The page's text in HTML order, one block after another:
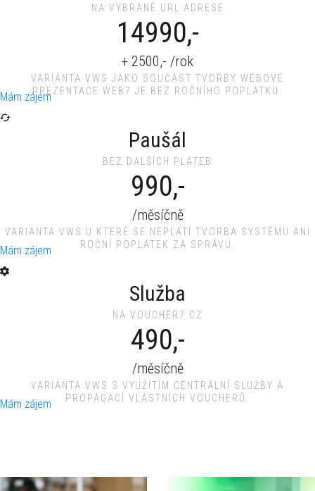
NA VYBRANÉ URL ADRESE
14990,-
+ 2500,- /rok
VARIANTA VWS JAKO SOUČÁST TVORBY WEBOVÉ
PREZENTACE WEB7 JE BEZ ROČNÍHO POPLATKU.
Mám zájem
Paušál
BEZ DALŠÍCH PLATEB
990,-
/měsíčně
VARIANTA VWS U KTERÉ SE NEPLATÍ TVORBA SYSTÉMU ANI
ROČNÍ POPLATEK ZA SPRÁVU.
Mám zájem
Služba
NA VOUCHER7.CZ
490,-
/měsíčně
VARIANTA VWS S VYUŽÍTÍM CENTRÁLNÍ SLUŽBY A
PROPAGACÍ VLASTNÍCH VOUCHERŮ.
Mám zájem